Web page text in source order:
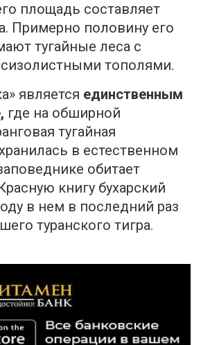
площадь составляет
Примерно половину его
тугайные леса с
тополями.
является единственным
где на обширной
тугайная
в естественном
обитает
книгу бухарский
в нем в последний раз
туранского тигра.